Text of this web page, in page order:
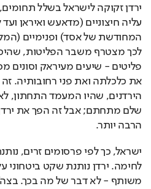
הרבה יותר.